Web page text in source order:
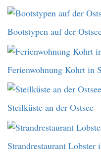
Bootstypen auf der
Ferienwohnung Kohrt in
Steilküste an der Ostsee
Strandrestaurant Lobster